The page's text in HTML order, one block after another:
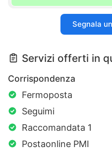
Segnala
Servizi offerti in
Corrispondenza
Fermoposta
Seguimi
Raccomandata 1
Postaonline PMI